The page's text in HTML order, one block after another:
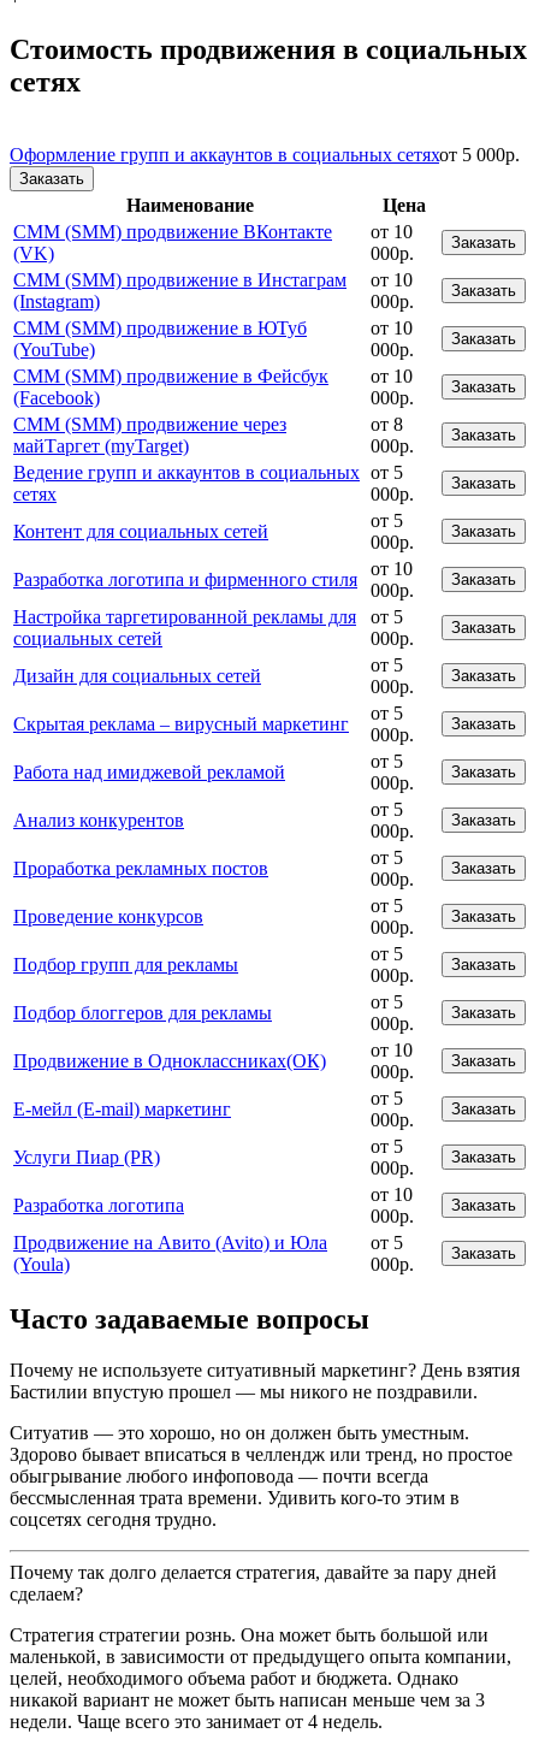
Стоимость продвижения в социальных
сетях
Оформление групп и аккаунтов в социальных сетяхот 5 000р.
Заказать
Наименование
Цена
СММ (SMM) продвижение ВКонтакте
(VK)
от 10
000р.
Заказать
СММ (SMM) продвижение в Инстаграм
(Instagram)
от 10
000р.
Заказать
СММ (SMM) продвижение в ЮТуб
(YouTube)
от 10
000р.
Заказать
СММ (SMM) продвижение в Фейсбук
(Facebook)
от 10
000р.
Заказать
СММ (SMM) продвижение через
майТаргет (myTarget)
от 8
000р.
Заказать
Ведение групп и аккаунтов в социальных
сетях
от 5
000р.
Заказать
Контент для социальных сетей
от 5
000р.
Заказать
Разработка логотипа и фирменного стиля
от 10
000р.
Заказать
Настройка таргетированной рекламы для
социальных сетей
от 5
000р.
Заказать
Дизайн для социальных сетей
от 5
000р.
Заказать
Скрытая реклама – вирусный маркетинг
от 5
000р.
Заказать
Работа над имиджевой рекламой
от 5
000р.
Заказать
Анализ конкурентов
от 5
000р.
Заказать
Проработка рекламных постов
от 5
000р.
Заказать
Проведение конкурсов
от 5
000р.
Заказать
Подбор групп для рекламы
от 5
000р.
Заказать
Подбор блоггеров для рекламы
от 5
000р.
Заказать
Продвижение в Одноклассниках(ОК)
от 10
000р.
Заказать
Е-мейл (E-mail) маркетинг
от 5
000р.
Заказать
Услуги Пиар (PR)
от 5
000р.
Заказать
Разработка логотипа
от 10
000р.
Заказать
Продвижение на Авито (Avito) и Юла
(Youla)
от 5
000р.
Заказать
Часто задаваемые вопросы
Почему не используете ситуативный маркетинг? День взятия
Бастилии впустую прошел — мы никого не поздравили.
Ситуатив — это хорошо, но он должен быть уместным.
Здорово бывает вписаться в челлендж или тренд, но простое
обыгрывание любого инфоповода — почти всегда
бессмысленная трата времени. Удивить кого-то этим в
соцсетях сегодня трудно.
Почему так долго делается стратегия, давайте за пару дней
сделаем?
Стратегия стратегии рознь. Она может быть большой или
маленькой, в зависимости от предыдущего опыта компании,
целей, необходимого объема работ и бюджета. Однако
никакой вариант не может быть написан меньше чем за 3
недели. Чаще всего это занимает от 4 недель.